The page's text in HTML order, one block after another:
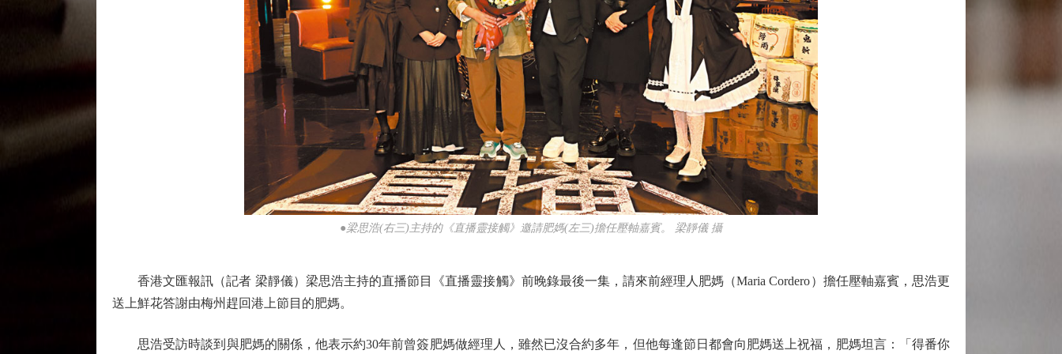
●梁思浩(右三)主持的《直播靈接觸》邀請肥媽(左三)擔任壓軸嘉賓。 梁靜儀 攝
香港文匯報訊（記者 梁靜儀）梁思浩主持的直播節目《直播靈接觸》前晚錄最後一集，請來前經理人肥媽（Maria Cordero）擔任壓軸嘉賓，思浩更
送上鮮花答謝由梅州趕回港上節目的肥媽。
思浩受訪時談到與肥媽的關係，他表示約30年前曾簽肥媽做經理人，雖然已沒合約多年，但他每逢節日都會向肥媽送上祝福，肥媽坦言：「得番你